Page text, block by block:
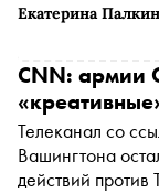
Екатерина
CNN: армии
Телеканал со
Вашингтона
действий против